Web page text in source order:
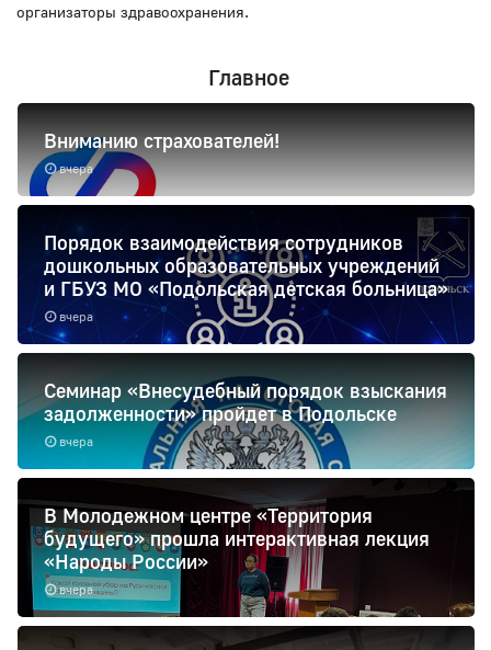
организаторы здравоохранения.
Главное
вчера
Вниманию страхователей!
вчера
Порядок взаимодействия сотрудников
дошкольных образовательных учреждений
и ГБУЗ МО «Подольская детская больница»
вчера
Семинар «Внесудебный порядок взыскания
задолженности» пройдет в Подольске
вчера
В Молодежном центре «Территория
будущего» прошла интерактивная лекция
«Народы России»